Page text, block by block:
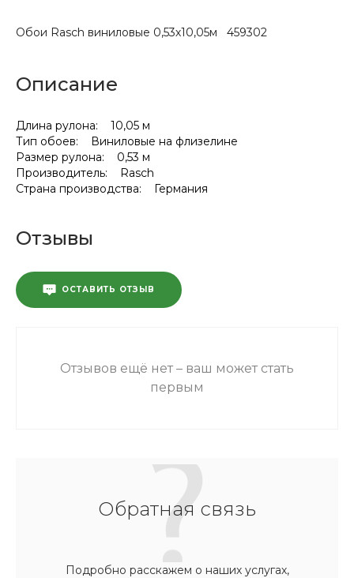
Обои Rasch виниловые 0,53х10,05м 459302
Описание
Длина рулона: 10,05 м
Тип обоев: Виниловые на флизелине
Размер рулона: 0,53 м
Производитель: Rasch
Страна производства: Германия
Отзывы
ОСТАВИТЬ ОТЗЫВ
Отзывов ещё нет – ваш может стать
первым
Обратная связь
Подробно расскажем о наших услугах,